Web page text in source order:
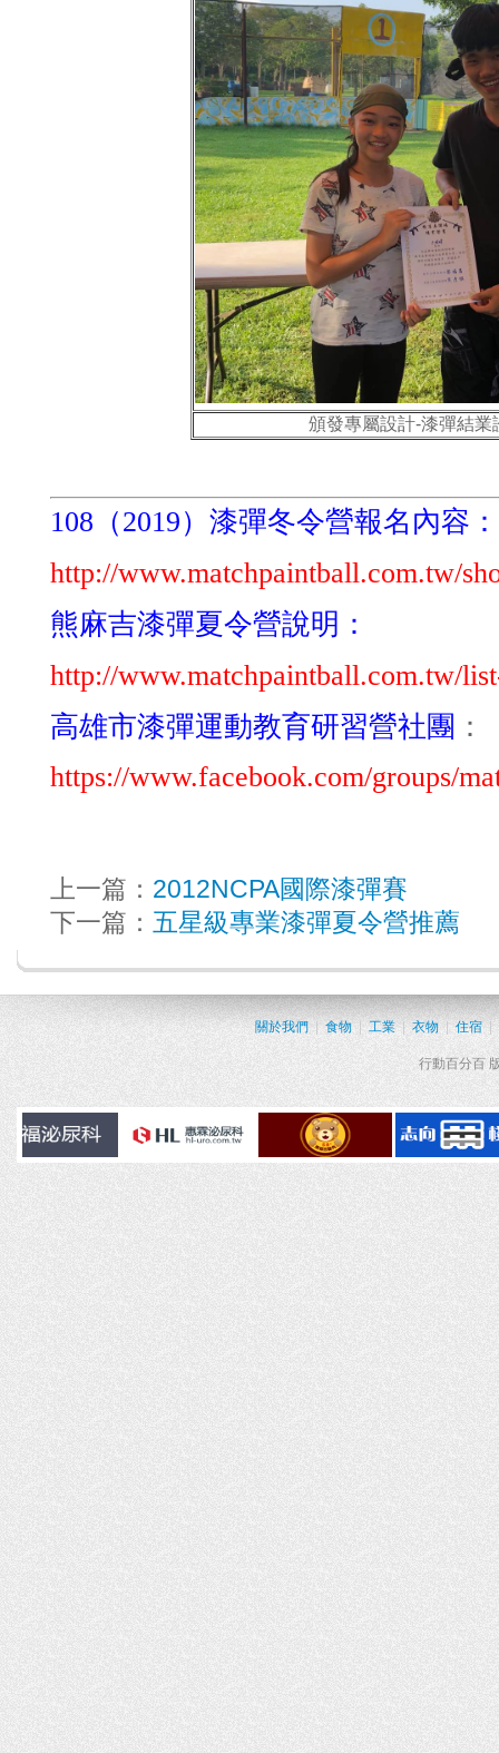
頒發專屬設計-漆彈結業
108 （2019）漆彈冬令營報名內容：
http://www.matchpaintball.com.tw/
熊麻吉漆彈夏令營說明：
http://www.matchpaintball.com.tw/
高雄市漆彈運動教育研習營社團
https://www.facebook.com/groups/
上一篇： 2012NCPA國際漆彈賽
下一篇： 五星級專業漆彈夏令營推薦
關於我們 食物 工業 | 衣物 住宿 |
行動百分百